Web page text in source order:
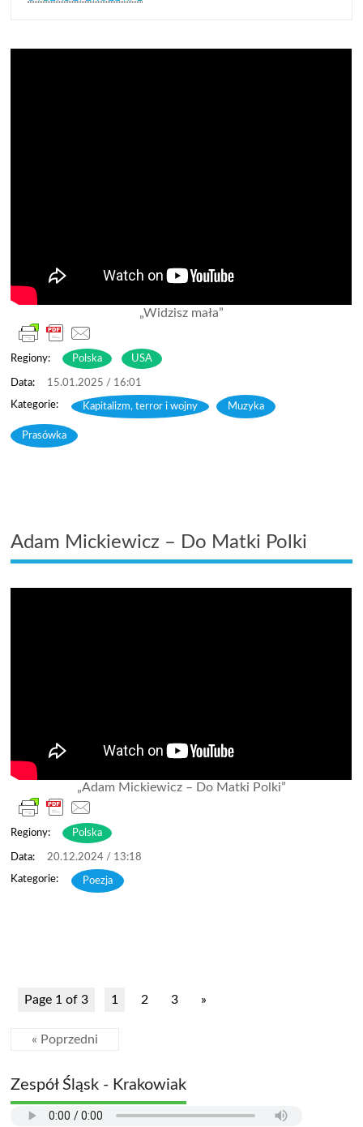
„Widzisz mała”
Regiony: Polska USA
15.01.2025 / 16:01
Kapitalizm, terror i wojny , Muzyka
Prasówka
Adam Mickiewicz – Do Matki Polki
„Adam Mickiewicz – Do Matki Polki”
Regiony: Polska
20.12.2024 / 13:18
Poezja
Page 1 of 3 1 2 3 »
« Poprzedni
Zespół Śląsk - Krakowiak